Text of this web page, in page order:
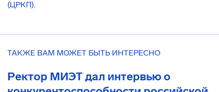
(ЦРКП).
ТАКЖЕ ВАМ МОЖЕТ БЫТЬ ИНТЕРЕСНО
Ректор МИЭТ дал интервью о